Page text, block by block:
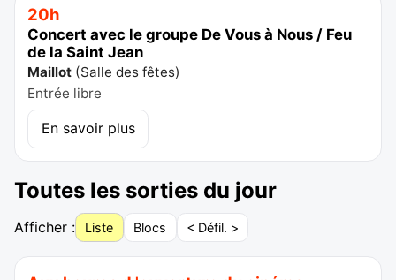
20h
Concert avec le groupe De Vous à Nous / Feu
de la Saint Jean
Maillot (Salle des fêtes)
Entrée libre
En savoir plus
Toutes les sorties du jour
Afficher : Liste Blocs < Défil. >